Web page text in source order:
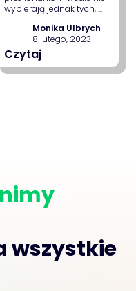
wybierają jednak tych, ...
Monika Ulbrych
8 lutego, 2023
Czytaj
wszystkie